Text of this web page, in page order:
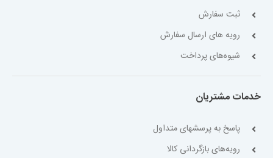
ثبت سفارش
رویه های ارسال سفارش
شیوه‌های پرداخت
خدمات مشتریان
پاسخ به پرسشهای متداول
رویه‌های بازگردانی کالا